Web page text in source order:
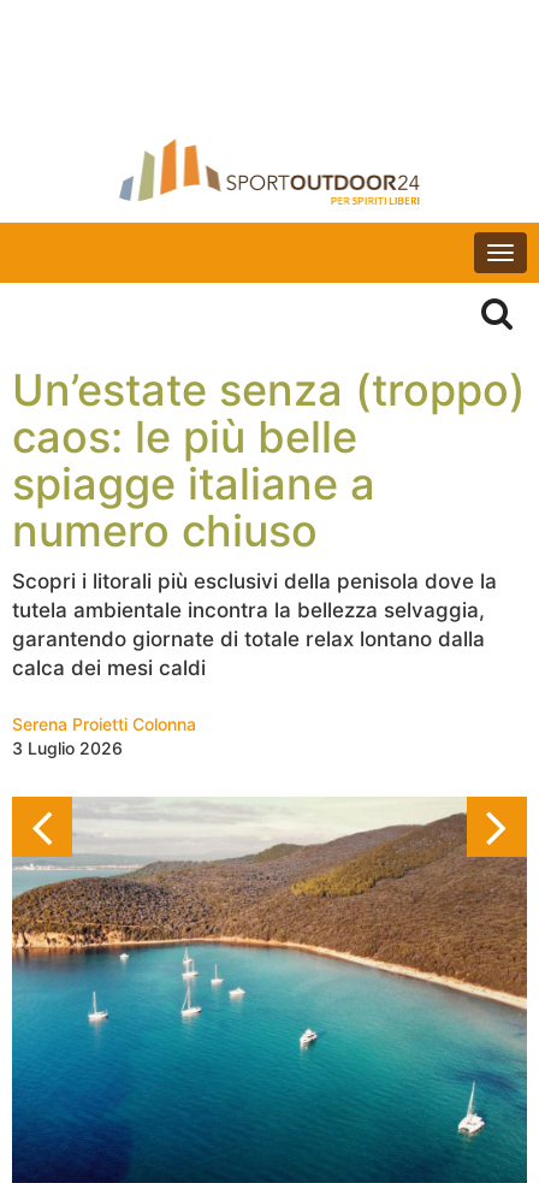
Un’estate senza (troppo)
caos: le più belle
spiagge italiane a
numero chiuso
Scopri i litorali più esclusivi della penisola dove la
tutela ambientale incontra la bellezza selvaggia,
garantendo giornate di totale relax lontano dalla
calca dei mesi caldi
Serena Proietti Colonna
3 Luglio 2026